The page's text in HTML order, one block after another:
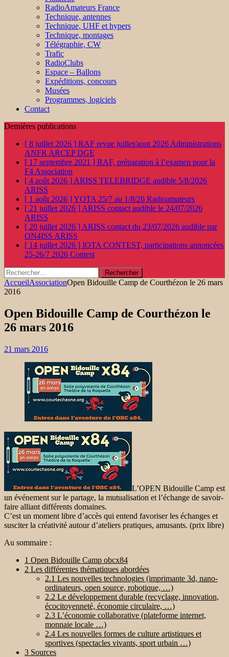
RadioAmateurs France
Technique, antennes
Technique, UHF et hypers
Technique, montages
Télégraphie, CW
Trafic
RadioClubs
Espace – Ballons
Expéditions, concours
Musées
Programmes, logiciels
Contact
Dernières publications
[ 8 juillet 2026 ] RAF revue juillet/aout 2026 Administrations
ANFR ARCEP DGE
[ 17 septembre 2021 ] RAF, préparation à l’examen pour la
F4 Association
[ 4 août 2026 ] ARISS TELEBRIDGE audible 5/8/2026
ARISS
[ 1 août 2026 ]YOTA 25/7 au 1/8/26 Radioamateurs
[ 21 juillet 2026 ] ARISS contact audible le 24/07/2026
ARISS
[ 20 juillet 2026 ] ARISS contact du 23/07/2026 audible par
ON4ISS ARISS
[ 14 juillet 2026 ] IOTA CONTEST, participations annoncées
25-26/7 2026 Contest
Rechercher :
AccueilAssociationOpen Bidouille Camp de Courthézon le 26 mars
2016
Open Bidouille Camp de Courthézon le
26 mars 2016
21 mars 2016
L’OPEN Bidouille Camp est
un événement sur le partage, la mutualisation et l’échange de savoir-
faire alliant différents domaines.
C’est un moment libre d’accès qui entend favoriser les échanges et
susciter la créativité autour d’ateliers pratiques, amusants. (prix libre)
Au sommaire :
1 Open Bidouille Camp obcx84
2 Les différentes thématiques abordées
2.1 Les nouvelles technologies (imprimante 3d, nano-
ordinateurs, open source, robotique, …)
2.2 Le développement durable (recyclage, innovation,
écocitoyenneté, économie circulaire, …)
2.3 L’économie collaborative (plateforme internet,
monnaie locale …)
2.4 Les nouvelles formes de culture artistiques et
sportives (spectacles vivants, sport urbain …)
3 Sources